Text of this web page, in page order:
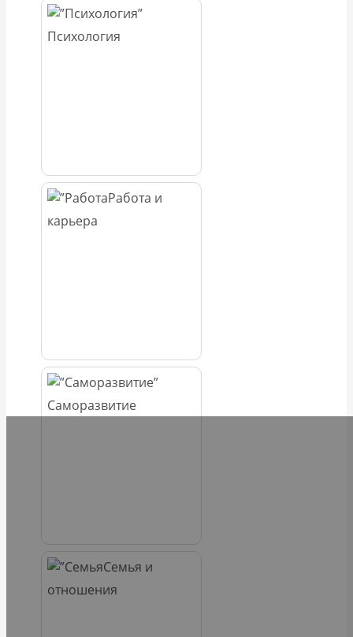
Психология
Работа и
карьера
Саморазвитие
Семья и
отношения